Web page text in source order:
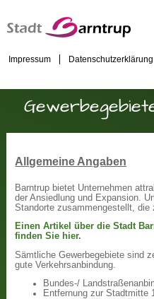
Impressum Datenschutzerklärung
Allgemeine Angaben
Barntrup bietet Unternehmen
der Ansiedlung und Expansion.
Standorte zusammengestellt, die
Einen Artikel über die Stadt
finden Sie hier.
Sämtliche Gewerbegebiete sind
gute Verkehrsanbindung.
Bundes-/
Entfernung zur Stadtmitte